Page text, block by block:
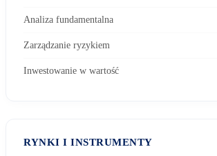
Analiza fundamentalna
Zarządzanie ryzykiem
Inwestowanie w wartość
RYNKI I INSTRUMENTY